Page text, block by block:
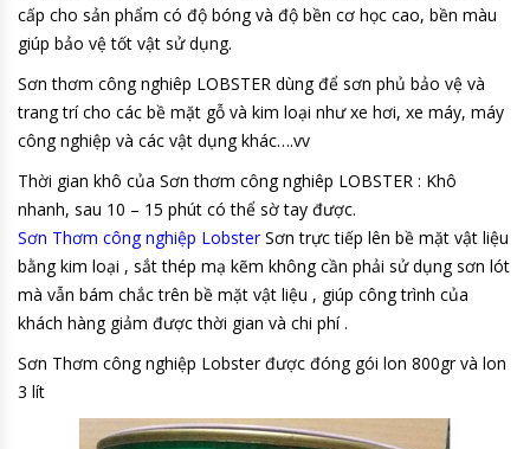
cấp cho sản phẩm có độ bóng và độ bền cơ học cao, bền màu
giúp bảo vệ tốt vật sử dụng.
Sơn thơm công nghiêp LOBSTER dùng để sơn phủ bảo vệ và
trang trí cho các bề mặt gỗ và kim loại như xe hơi, xe máy, máy
công nghiệp và các vật dụng khác….vv
Thời gian khô của Sơn thơm công nghiêp LOBSTER : Khô
nhanh, sau 10 – 15 phút có thể sờ tay được.
Sơn Thơm công nghiệp LobsterSơn trực tiếp lên bề mặt vật liệu
bằng kim loại , sắt thép mạ kẽm không cần phải sử dụng sơn lót
mà vẫn bám chắc trên bề mặt vật liệu , giúp công trình của
khách hàng giảm được thời gian và chi phí .
Sơn Thơm công nghiệp Lobster được đóng gói lon 800gr và lon
3 lít